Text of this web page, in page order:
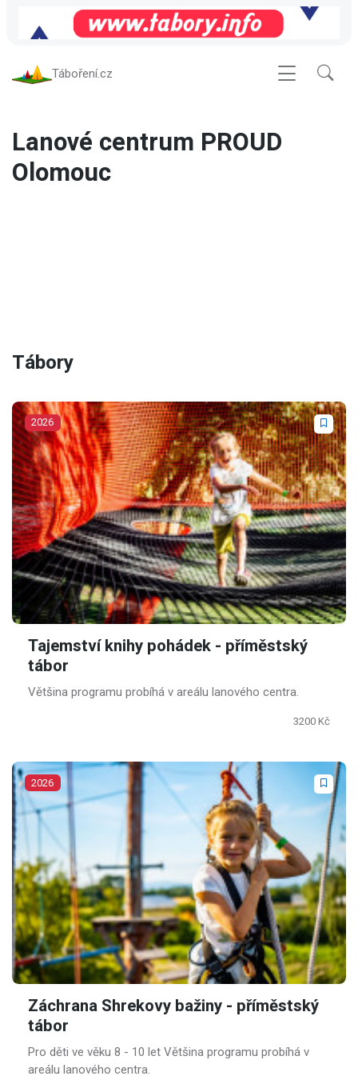
Táboření.cz
Lanové centrum PROUD
Olomouc
Tábory
2026
Tajemství knihy pohádek - příměstský
tábor
Většina programu probíhá v areálu lanového centra.
3200 Kč
2026
Záchrana Shrekovy bažiny - příměstský
tábor
Pro děti ve věku 8 - 10 let Většina programu probíhá v
areálu lanového centra.